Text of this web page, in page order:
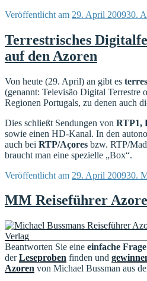
Veröffentlicht am 29. April 200930.
Terrestrisches
auf den Azoren
Von heute (29. April) an gibt es
(genannt: Televisão Digital Terrestre
Regionen Portugals, zu denen auch
Dies schließt Sendungen von RTP1,
sowie einen HD-Kanal. In den
auch bei RTP/Açores bzw. RTP/
braucht man eine spezielle „Box“.
Veröffentlicht am 29. April 200930.
MM Reiseführer
Beantworten Sie eine einfache Frage
derLeseproben finden und
Azoren von Michael Bussman aus